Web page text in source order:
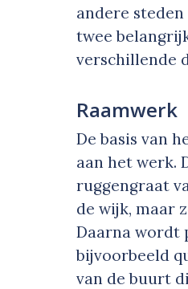
andere
twee
verschillende
Raamwerk
De basis van
aan het werk.
ruggengraat
de wijk, maar
Daarna wordt
bijvoorbeeld
van de buurt